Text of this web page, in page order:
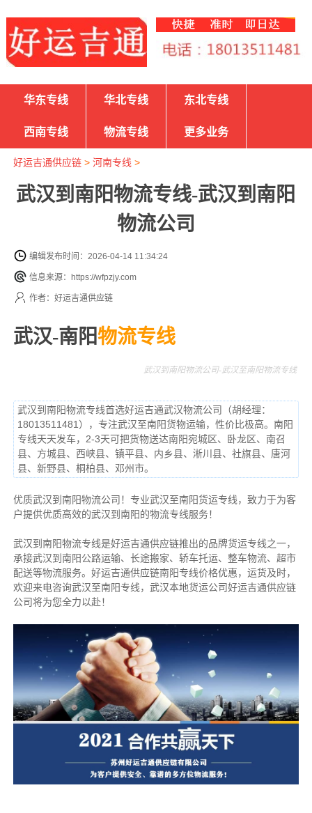
华东专线 华北专线 东北专线
西南专线 物流专线 更多业务
好运吉通供应链> 河南专线 >
武汉到南阳物流专线-武汉到南阳
物流公司
编辑发布时间：2026-04-14 11:34:24
信息来源：https://wfpzjy.com
作者：好运吉通供应链
武汉-南阳物流专线
武汉到南阳物流公司-武汉至南阳物流专线
武汉到南阳物流专线首选好运吉通武汉物流公司（胡经理：
18013511481），专注武汉至南阳货物运输，性价比极高。南阳
专线天天发车，2-3天可把货物送达南阳宛城区、卧龙区、南召
县、方城县、西峡县、镇平县、内乡县、淅川县、社旗县、唐河
县、新野县、桐柏县、邓州市。
优质武汉到南阳物流公司！专业武汉至南阳货运专线，致力于为客
户提供优质高效的武汉到南阳的物流专线服务！
武汉到南阳物流专线是好运吉通供应链推出的品牌货运专线之一，
承接武汉到南阳公路运输、长途搬家、轿车托运、整车物流、超市
配送等物流服务。 好运吉通供应链南阳专线价格优惠，运货及时，
欢迎来电咨询武汉至南阳专线，武汉本地货运公司好运吉通供应链
公司将为您全力以赴！